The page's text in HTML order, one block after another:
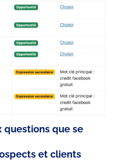
questions que se
et clients